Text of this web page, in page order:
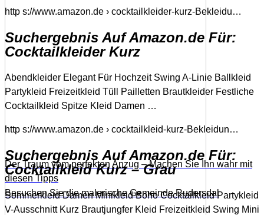
Der Traum vom perfekten Anzug – Machen Sie Ihn wahr mit
diesen Tipps
Besuchen Sie die malerische Gemeinde Rudersdal
http s://www.amazon.de › cocktailkleider-kurz-Bekleidu…
Suchergebnis Auf Amazon.de Für:
Cocktailkleider Kurz
Abendkleider Elegant Für Hochzeit Swing A-Linie Ballkleid
Partykleid Freizeitkleid Tüll Pailletten Brautkleider Festliche
Cocktailkleid Spitze Kleid Damen …
http s://www.amazon.de › cocktailkleid-kurz-Bekleidun…
Suchergebnis Auf Amazon.de Für:
Cocktailkleid Kurz – Grau
Sommerkleid Damen Minikleid Boho Cocktailkleid Partykleid
V-Ausschnitt Kurz Brautjungfer Kleid Freizeitkleid Swing Mini